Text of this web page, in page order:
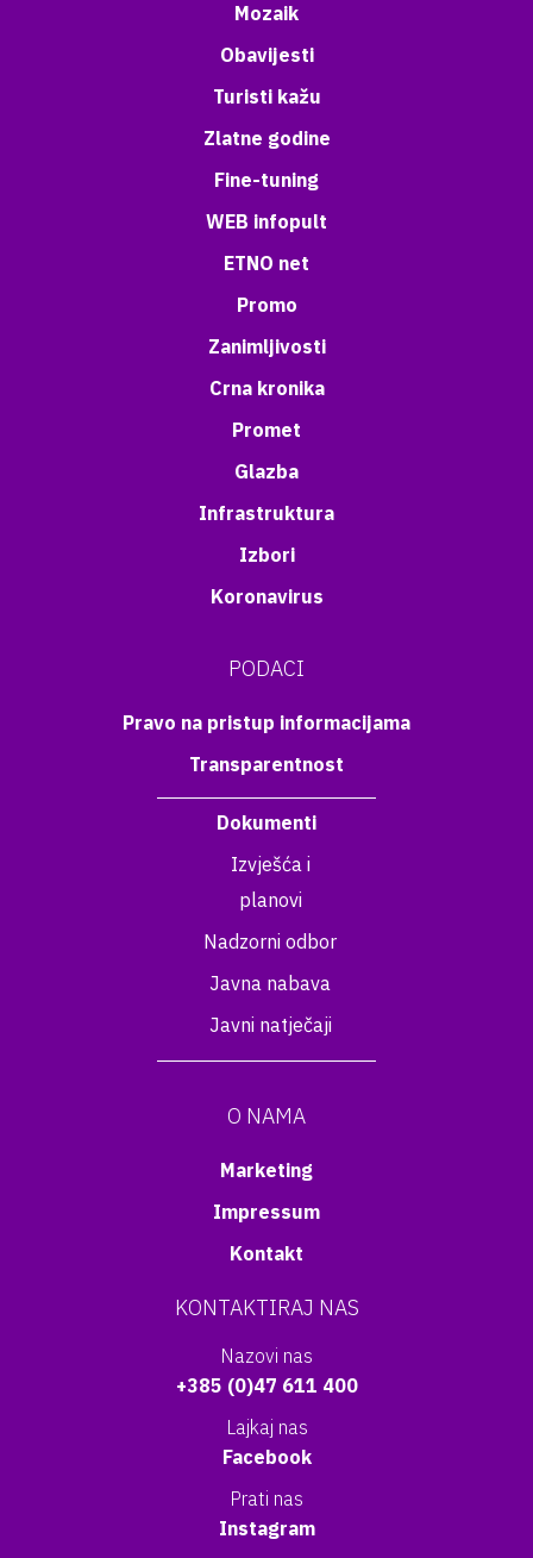
Mozaik
Obavijesti
Turisti kažu
Zlatne godine
Fine-tuning
WEB infopult
ETNO net
Promo
Zanimljivosti
Crna kronika
Promet
Glazba
Infrastruktura
Izbori
Koronavirus
PODACI
Pravo na pristup informacijama
Transparentnost
Dokumenti
Izvješća i
planovi
Nadzorni odbor
Javna nabava
Javni natječaji
O NAMA
Marketing
Impressum
Kontakt
KONTAKTIRAJ NAS
Nazovi nas
+385 (0)47 611 400
Lajkaj nas
Facebook
Prati nas
Instagram